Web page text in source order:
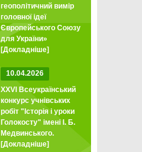
геополітичний вимір
головної ідеї
Європейського Союзу
для України»
[Докладніше]
10.04.2026
XXVI Всеукраїнський
конкурс учнівських
робіт "Історія і уроки
Голокосту" імені І. Б.
Медвинського.
[Докладніше]